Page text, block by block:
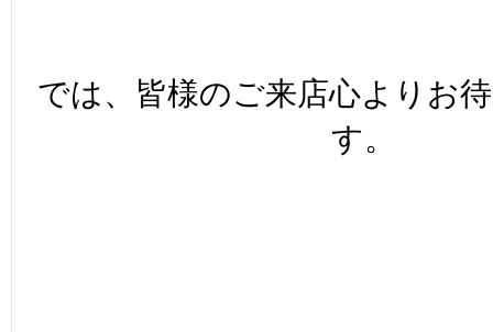
では、皆様のご来店心よりお
す。